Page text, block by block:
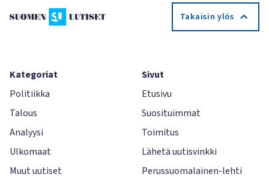
Takaisin ylös
Kategoriat
Politiikka
Talous
Analyysi
Ulkomaat
Muut uutiset
Sivut
Etusivu
Suosituimmat
Toimitus
Lähetä uutisvinkki
Perussuomalainen-lehti